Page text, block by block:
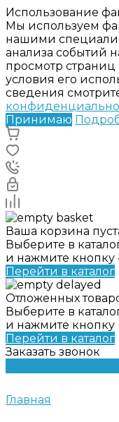
Использование
Мы используем
нашими
анализа событий
просмотр
условия его
сведения
Принимаю
Ваша корзина
Выберите в
и нажмите кнопку
Перейти в каталог
Отложенных
Выберите в
и нажмите кнопку
Перейти в каталог
Заказать звонок
Главная